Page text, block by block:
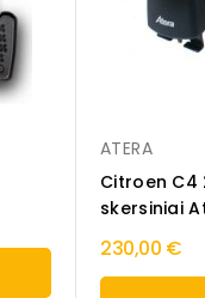
ATERA
Citroen C4
skersiniai
230,00 €